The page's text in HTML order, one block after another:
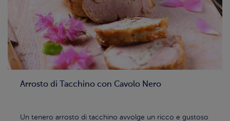
Arrosto di Tacchino con Cavolo Nero
Un tenero arrosto di tacchino avvolge un ricco e gustoso